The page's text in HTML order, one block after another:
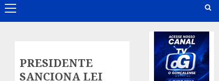
Primary
Menu
PRESIDENTE
SANCIONA LEI